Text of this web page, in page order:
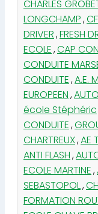
CHARLES
LONGCHAMP,
DRIVER,FRESH
ECOLE,CAP
CONDUITE
CONDUITE,A.E.
EUROPEEN,
école Stéphéric
CONDUITE,
CHARTREUX,AE
ANTI FLASH,
ECOLE MARTINE,
SEBASTOPOL,
FORMATION